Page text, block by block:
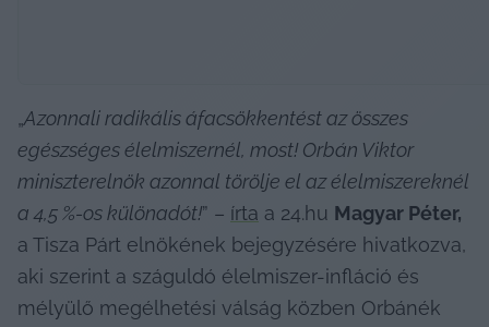
„Azonnali radikális áfacsökkentést az összes
egészséges élelmiszernél, most! Orbán Viktor
miniszterelnök azonnal törölje el az élelmiszereknél
a 4,5 %-os különadót!” – írta a 24.hu
a Tisza Párt elnökének bejegyzésére hivatkozva,
aki szerint a száguldó élelmiszer-infláció és
mélyülő megélhetési válság közben Orbánék